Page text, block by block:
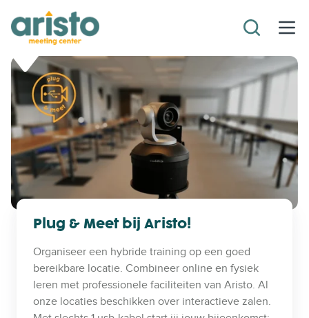
Plug & Meet bij Aristo!
Organiseer een hybride training op een goed
bereikbare locatie. Combineer online en fysiek
leren met professionele faciliteiten van Aristo. Al
onze locaties beschikken over interactieve zalen.